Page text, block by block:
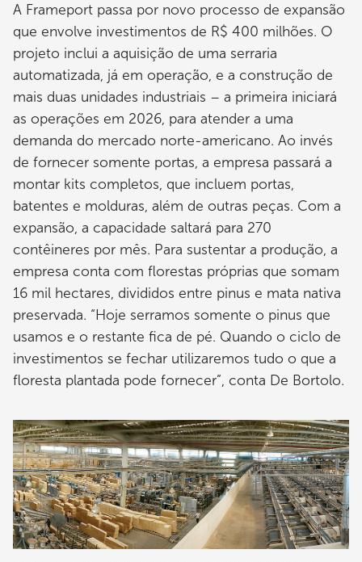
A Frameport passa por novo processo de expansão
que envolve investimentos de R$ 400 milhões. O
projeto inclui a aquisição de uma serraria
automatizada, já em operação, e a construção de
mais duas unidades industriais – a primeira iniciará
as operações em 2026, para atender a uma
demanda do mercado norte-americano. Ao invés
de fornecer somente portas, a empresa passará a
montar kits completos, que incluem portas,
batentes e molduras, além de outras peças. Com a
expansão, a capacidade saltará para 270
contêineres por mês. Para sustentar a produção, a
empresa conta com florestas próprias que somam
16 mil hectares, divididos entre pinus e mata nativa
preservada. “Hoje serramos somente o pinus que
usamos e o restante fica de pé. Quando o ciclo de
investimentos se fechar utilizaremos tudo o que a
floresta plantada pode fornecer”, conta De Bortolo.